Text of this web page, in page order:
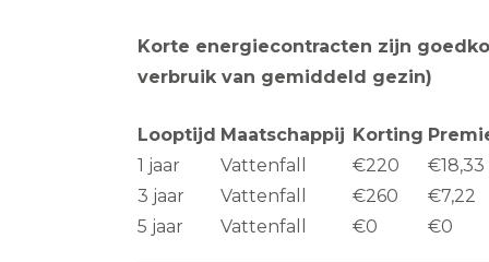
Korte energiecontracten zijn
verbruik van gemiddeld gezin)
Looptijd Maatschappij Korting
1 jaar
Vattenfall €220
€18,33
3 jaar
Vattenfall €260
€7,22
5 jaar
Vattenfall €0 €0